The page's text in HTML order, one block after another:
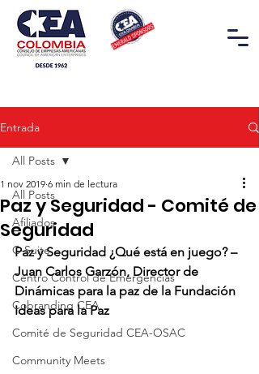
Entrada
All Posts
Afiliados
C-Suite
Centro Control de Emergencias
Cobranding CEA
Comité de Seguridad CEA-OSAC
Community Meets
All Posts
Paz y Seguridad - Comité de
Seguridad
1 nov 2019 6 min de lectura
Paz y Seguridad ¿Qué está en juego? –
Juan Carlos Garzón, Director de
Dinámicas para la paz de la Fundación
Ideas para la Paz